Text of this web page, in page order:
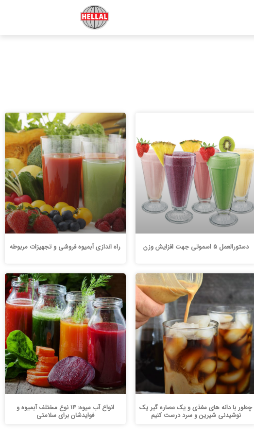
دستورالعمل 5 اسموتی جهت افزایش وزن راه اندازی آبمیوه فروشی و تجهیزات مربوطه
چطور با دانه های مغذی و یک عصاره گیر یک
نوشیدنی شیرین و سرد درست کنیم
انواع آب میوه: 14 نوع مختلف آبمیوه و
فوایدشان برای سلامتی